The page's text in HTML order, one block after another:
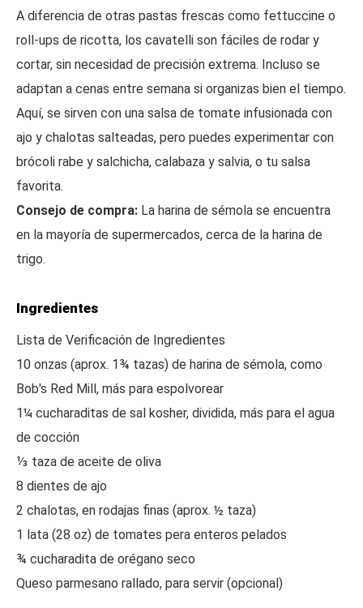
A diferencia de otras pastas frescas como fettuccine o
roll-ups de ricotta, los cavatelli son fáciles de rodar y
cortar, sin necesidad de precisión extrema. Incluso se
adaptan a cenas entre semana si organizas bien el tiempo.
Aquí, se sirven con una salsa de tomate infusionada con
ajo y chalotas salteadas, pero puedes experimentar con
brócoli rabe y salchicha, calabaza y salvia, o tu salsa
favorita.
Consejo de compra: La harina de sémola se encuentra
en la mayoría de supermercados, cerca de la harina de
trigo.
Ingredientes
Lista de Verificación de Ingredientes
10 onzas (aprox. 1¾ tazas) de harina de sémola, como
Bob's Red Mill, más para espolvorear
1¼ cucharaditas de sal kosher, dividida, más para el agua
de cocción
⅓ taza de aceite de oliva
8 dientes de ajo
2 chalotas, en rodajas finas (aprox. ½ taza)
1 lata (28 oz) de tomates pera enteros pelados
¾ cucharadita de orégano seco
Queso parmesano rallado, para servir (opcional)